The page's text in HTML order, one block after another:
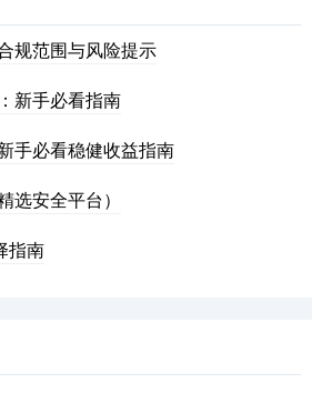
规范围与风险提示
新手必看指南
手必看稳健收益指南
选安全平台）
指南